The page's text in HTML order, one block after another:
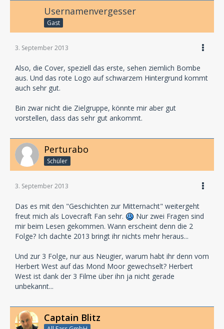
Usernamenvergesser
Gast
3. September 2013
Also, die Cover, speziell das erste, sehen ziemlich Bombe
aus. Und das rote Logo auf schwarzem Hintergrund kommt
auch sehr gut.
Bin zwar nicht die Zielgruppe, könnte mir aber gut
vorstellen, dass das sehr gut ankommt.
Perturabo
Schüler
3. September 2013
Das es mit den "Geschichten zur Mitternacht" weitergeht
freut mich als Lovecraft Fan sehr.
Nur zwei Fragen sind
mir beim Lesen gekommen. Wann erscheint denn die 2
Folge? Ich dachte 2013 bringt ihr nichts mehr heraus...
Und zur 3 Folge, nur aus Neugier, warum habt ihr denn vom
Herbert West auf das Mond Moor gewechselt? Herbert
West ist dank der 3 Filme über ihn ja nicht gerade
unbekannt...
Captain Blitz